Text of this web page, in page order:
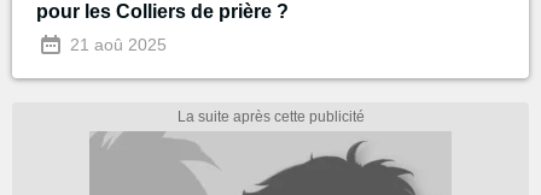
pour les Colliers de prière ?
21 aoû 2025